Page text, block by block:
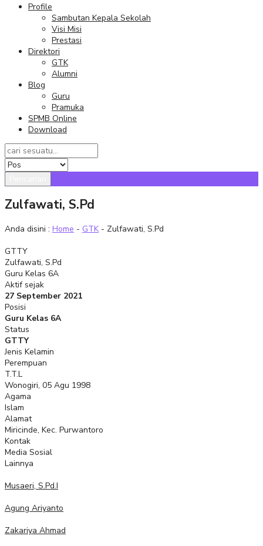
Profile
Sambutan Kepala Sekolah
Visi Misi
Prestasi
Direktori
GTK
Alumni
Blog
Guru
Pramuka
SPMB Online
Download
Zulfawati, S.Pd
Anda disini : Home - GTK- Zulfawati, S.Pd
GTTY
Zulfawati, S.Pd
Guru Kelas 6A
Aktif sejak
27 September 2021
Posisi
Guru Kelas 6A
Status
GTTY
Jenis Kelamin
Perempuan
T.T.L
Wonogiri, 05 Agu 1998
Agama
Islam
Alamat
Miricinde, Kec. Purwantoro
Kontak
Media Sosial
Lainnya
Musaeri, S.Pd.I
Agung Ariyanto
Zakariya Ahmad